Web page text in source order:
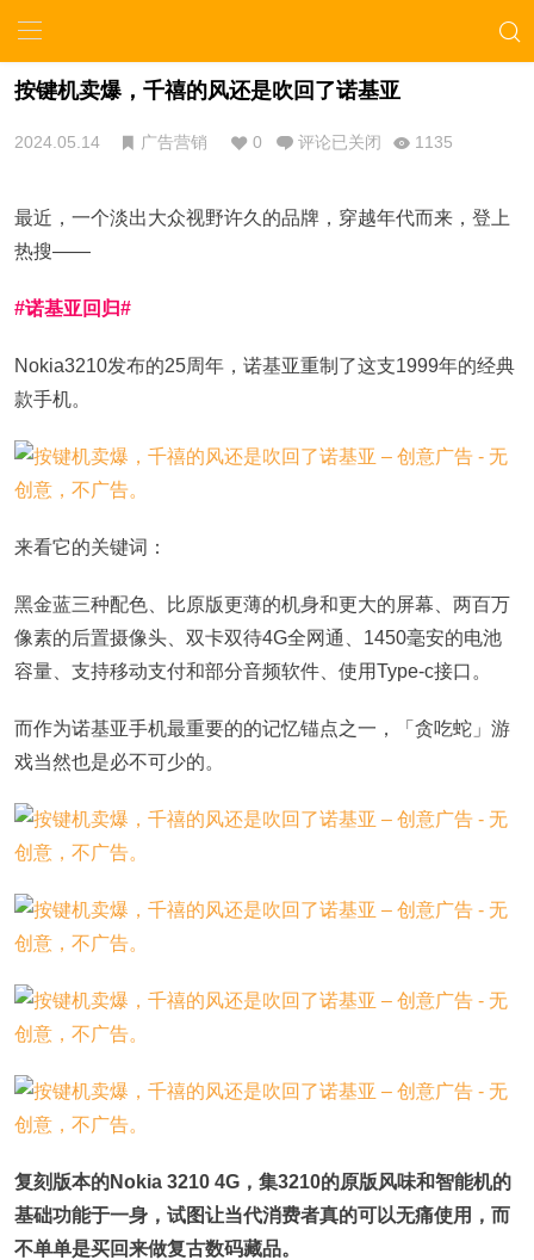
按键机卖爆，千禧的风还是吹回了诺基亚
2024.05.14 广告营销 0 评论已关闭 1135
最近，一个淡出大众视野许久的品牌，穿越年代而来，登上
热搜——
#诺基亚回归#
Nokia3210发布的25周年，诺基亚重制了这支1999年的经典
款手机。
来看它的关键词：
黑金蓝三种配色、比原版更薄的机身和更大的屏幕、两百万
像素的后置摄像头、双卡双待4G全网通、1450毫安的电池
容量、支持移动支付和部分音频软件、使用Type-c接口。
而作为诺基亚手机最重要的的记忆锚点之一，「贪吃蛇」游
戏当然也是必不可少的。
复刻版本的Nokia 3210 4G，集3210的原版风味和智能机的
基础功能于一身，试图让当代消费者真的可以无痛使用，而
不单单是买回来做复古数码藏品。